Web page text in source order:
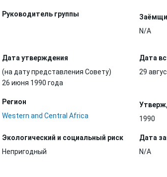
Руководитель группы
N/A
Дата утверждения
(на дату представления Совету)
26 июня 1990 года
Дата
29
Регион
Western and Central Africa
1990
Экологический и социальный риск
Непригодный
Дата
N/A